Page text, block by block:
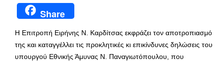
Share
Η Επιτροπή Ειρήνης Ν. Καρδίτσας εκφράζει τον αποτροπιασμό
της και καταγγέλλει τις προκλητικές κι επικίνδυνες δηλώσεις του
υπουργού Εθνικής Άμυνας Ν. Παναγιωτόπουλου, που